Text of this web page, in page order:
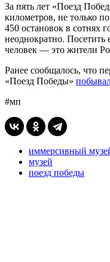
За пять лет «Поезд
километров, не только
450 остановок в сотнях
неоднократно.
человек — это жители
Ранее сообщалось, что
«Поезд Победы»
#мп
иммерсивный
музей
поезд победы